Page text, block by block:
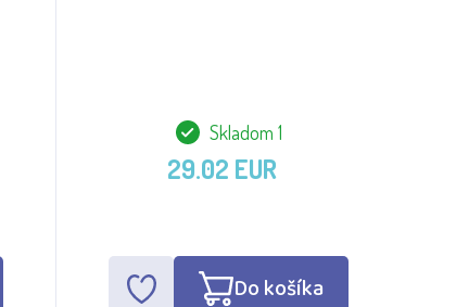
Skladom 1
29.02 EUR
Do košíka